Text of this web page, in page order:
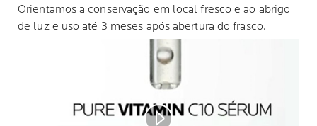
Orientamos a conservação em local fresco e ao abrigo
de luz e uso até 3 meses após abertura do frasco.
Play video